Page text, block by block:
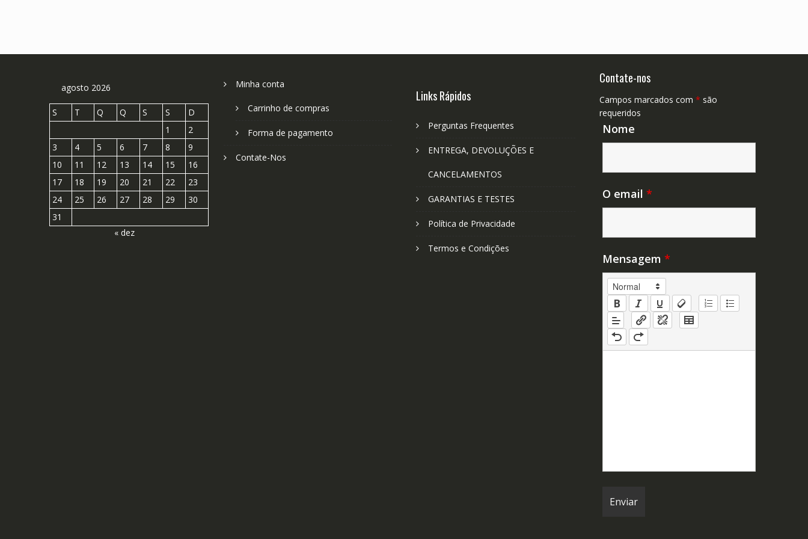
agosto 2026
S T Q Q S S
D
1
2
3
4 5 6 7 8
9
10
11 12 13 14 15
16
17
18 19 20 21 22
23
24
25 26 27 28 29
30
31
« dez
Minha conta
Carrinho de compras
Forma de pagamento
Contate-Nos
Links Rápidos
Perguntas Frequentes
ENTREGA, DEVOLUÇÕES E
CANCELAMENTOS
GARANTIAS E TESTES
Política de Privacidade
Termos e Condições
Contate-nos
Campos marcados com * são
requeridos
Nome
O email *
Mensagem *